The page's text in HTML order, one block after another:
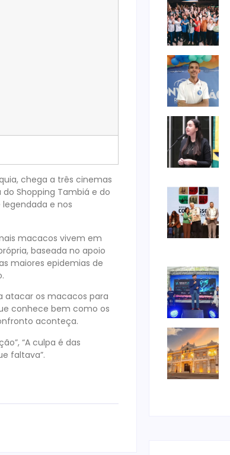
chega a três cinemas
Shopping Tambiá e do
legendada e nos
macacos vivem em
baseada no apoio
maiores epidemias de
atacar os macacos para
conhece bem como os
aconteça.
“A culpa é das
faltava”.